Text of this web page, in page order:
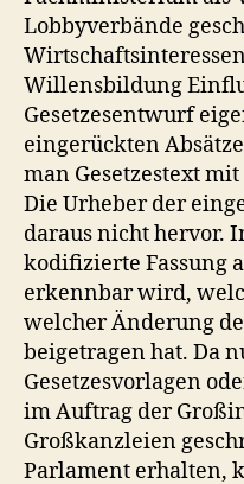
Lobbyverbände
Willensbildung
Gesetzesentwurf
eingerückten
man Gesetzestext
Die Urheber der
daraus nicht hervor.
kodifizierte Fassung
erkennbar wird,
welcher Änderung
beigetragen hat. Da
Gesetzesvorlagen
im Auftrag der
Großkanzleien
Parlament erhalten,